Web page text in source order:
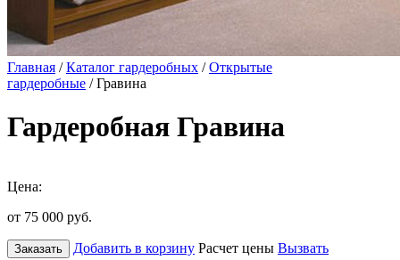
Главная /Каталог гардеробных /Открытые
гардеробные / Гравина
Гардеробная Гравина
Цена:
от 75 000 руб.
Заказать Добавить в корзину Расчет цены Вызвать